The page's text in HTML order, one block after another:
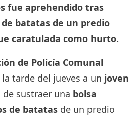
fue aprehendido tras
batatas de un predio
caratulada como hurto.
de Policía Comunal
tarde del jueves a un joven
sustraer una bolsa
de batatasde un predio